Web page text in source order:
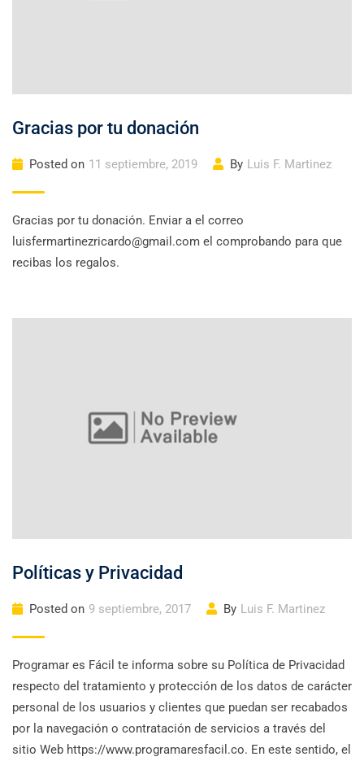
Gracias por tu donación
Posted on 11 septiembre, 2019 By Luis F. Martinez
Gracias por tu donación. Enviar a el correo
luisfermartinezricardo@gmail.com el comprobando para que
recibas los regalos.
Políticas y Privacidad
Posted on 9 septiembre, 2017 By Luis F. Martinez
Programar es Fácil te informa sobre su Política de Privacidad
respecto del tratamiento y protección de los datos de carácter
personal de los usuarios y clientes que puedan ser recabados
por la navegación o contratación de servicios a través del
sitio Web https://www.programaresfacil.co. En este sentido, el